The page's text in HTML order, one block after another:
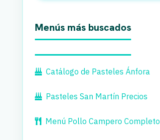
Menús más buscados
Catálogo de Pasteles Ánfora
Pasteles San Martín Precios
Menú Pollo Campero Completo